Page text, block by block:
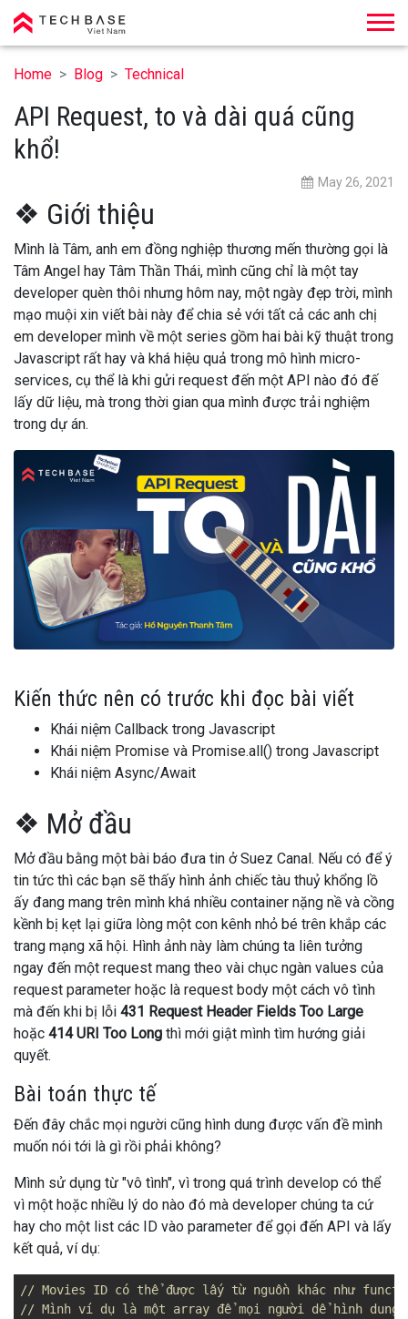
Home Blog Technical
API Request, to và dài quá cũng
khổ!
May 26, 2021
❖ Giới thiệu
Mình là Tâm, anh em đồng nghiệp thương mến thường gọi là
Tâm Angel hay Tâm Thần Thái, mình cũng chỉ là một tay
developer quèn thôi nhưng hôm nay, một ngày đẹp trời, mình
mạo muội xin viết bài này để chia sẻ với tất cả các anh chị
em developer mình về một series gồm hai bài kỹ thuật trong
Javascript rất hay và khá hiệu quả trong mô hình micro-
services, cụ thể là khi gửi request đến một API nào đó đế
lấy dữ liệu, mà trong thời gian qua mình được trải nghiệm
trong dự án.
Kiến thức nên có trước khi đọc bài viết
Khái niệm Callback trong Javascript
Khái niệm Promise và Promise.all() trong Javascript
Khái niệm Async/Await
❖ Mở đầu
Mở đầu bằng một bài báo đưa tin ở Suez Canal. Nếu có để ý
tin tức thì các bạn sẽ thấy hình ảnh chiếc tàu thuỷ khổng lồ
ấy đang mang trên mình khá nhiều container nặng nề và cồng
kềnh bị kẹt lại giữa lòng một con kênh nhỏ bé trên khắp các
trang mạng xã hội. Hình ảnh này làm chúng ta liên tưởng
ngay đến một request mang theo vài chục ngàn values của
request parameter hoặc là request body một cách vô tình
mà đến khi bị lỗi 431 Request Header Fields Too Large
hoặc 414 URI Too Long thì mới giật mình tìm hướng giải
quyết.
Bài toán thực tế
Đến đây chắc mọi người cũng hình dung được vấn đề mình
muốn nói tới là gì rồi phải không?
Mình sử dụng từ "vô tình", vì trong quá trình develop có thể
vì một hoặc nhiều lý do nào đó mà developer chúng ta cứ
hay cho một list các ID vào parameter để gọi đến API và lấy
kết quả, ví dụ:
// Movies ID có thể được lấy từ nguồn khác như
// Mình ví dụ là một array để mọi người dể hình dung